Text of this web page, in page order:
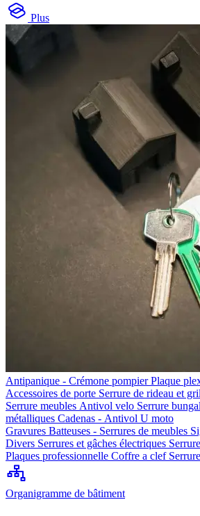
Plus
Antipanique - Crémone pompierPlaque
Accessoires de porte Serrure de rideau et
Serrure meubles Antivol velo Serrure
métalliques Cadenas - Antivol U moto
Gravures Batteuses - Serrures de meubles
Divers Serrures et gâches électriques
Plaques professionnelle Coffre a clef
Organigramme de bâtiment